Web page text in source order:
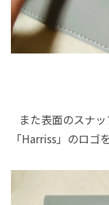
また表面のスナ
「Harriss」のロゴ